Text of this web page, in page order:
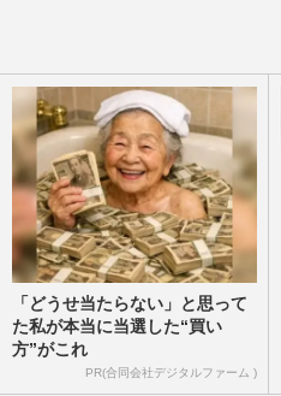
「どうせ当たらない」と思って
た私が本当に当選した“買い
方”がこれ
PR(合同会社デジタルファーム )